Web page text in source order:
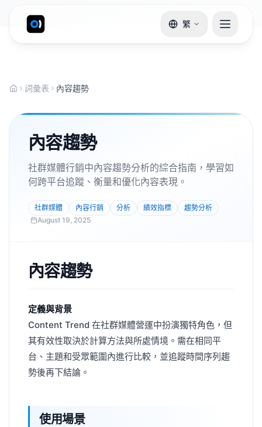
繁
詞彙表 內容趨勢
內容趨勢
社群媒體行銷中內容趨勢分析的綜合指南，學習如
何跨平台追蹤、衡量和優化內容表現。
社群媒體 內容行銷 分析 績效指標
趨勢分析
August 19, 2025
內容趨勢
定義與背景
Content Trend 在社群媒體營運中扮演獨特角色，但
其有效性取決於計算方法與所處情境。需在相同平
台、主題和受眾範圍內進行比較，並追蹤時間序列趨
勢後再下結論。
使用場景